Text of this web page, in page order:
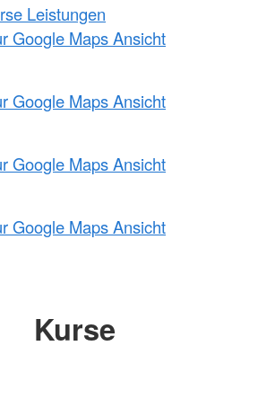
Leistungen
Google Maps Ansicht
Google Maps Ansicht
Google Maps Ansicht
Google Maps Ansicht
Kurse